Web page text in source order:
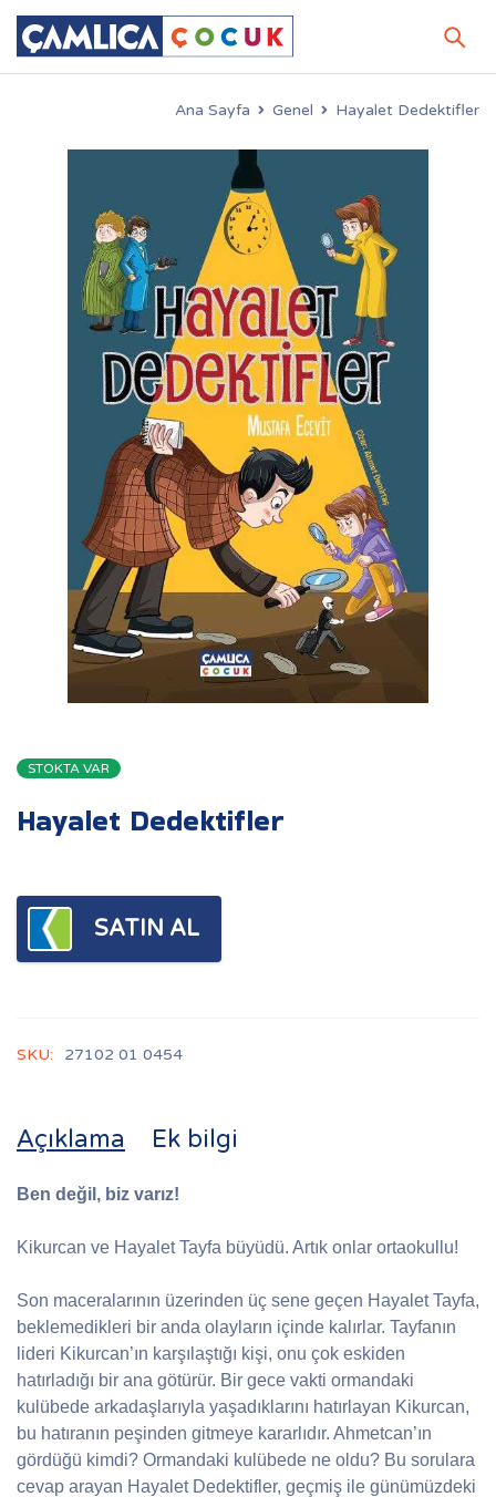
Ana Sayfa Genel Hayalet Dedektifler
STOKTA VAR
Hayalet Dedektifler
SATIN AL
SKU: 27102 01 0454
Açıklama Ek bilgi
Ben değil, biz varız!
Kikurcan ve Hayalet Tayfa büyüdü. Artık onlar ortaokullu!
Son maceralarının üzerinden üç sene geçen Hayalet Tayfa,
beklemedikleri bir anda olayların içinde kalırlar. Tayfanın
lideri Kikurcan’ın karşılaştığı kişi, onu çok eskiden
hatırladığı bir ana götürür. Bir gece vakti ormandaki
kulübede arkadaşlarıyla yaşadıklarını hatırlayan Kikurcan,
bu hatıranın peşinden gitmeye kararlıdır. Ahmetcan’ın
gördüğü kimdi? Ormandaki kulübede ne oldu? Bu sorulara
cevap arayan Hayalet Dedektifler, geçmiş ile günümüzdeki